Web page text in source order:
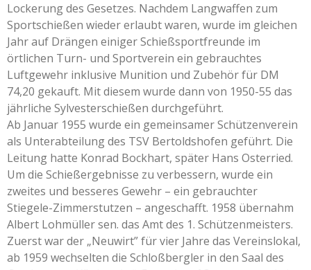
Lockerung des Gesetzes. Nachdem Langwaffen zum
Sportschießen wieder erlaubt waren, wurde im gleichen
Jahr auf Drängen einiger Schießsportfreunde im
örtlichen Turn- und Sportverein ein gebrauchtes
Luftgewehr inklusive Munition und Zubehör für DM
74,20 gekauft. Mit diesem wurde dann von 1950-55 das
jährliche Sylvesterschießen durchgeführt.
Ab Januar 1955 wurde ein gemeinsamer Schützenverein
als Unterabteilung des TSV Bertoldshofen geführt. Die
Leitung hatte Konrad Bockhart, später Hans Osterried.
Um die Schießergebnisse zu verbessern, wurde ein
zweites und besseres Gewehr – ein gebrauchter
Stiegele-Zimmerstutzen – angeschafft. 1958 übernahm
Albert Lohmüller sen. das Amt des 1. Schützenmeisters.
Zuerst war der „Neuwirt” für vier Jahre das Vereinslokal,
ab 1959 wechselten die Schloßbergler in den Saal des